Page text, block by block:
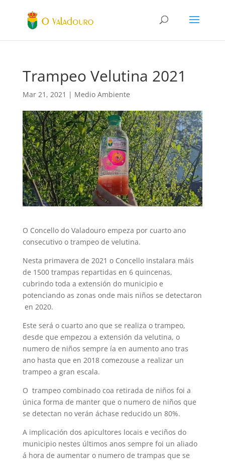
Trampeo Velutina 2021
Mar 21, 2021 | Medio Ambiente
O Concello do Valadouro empeza por cuarto ano
consecutivo o trampeo de velutina.
Nesta primavera de 2021 o Concello instalara máis
de 1500 trampas repartidas en 6 quincenas,
cubrindo toda a extensión do municipio e
potenciando as zonas onde mais niños se detectaron
en 2020.
Este será o cuarto ano que se realiza o trampeo,
desde que empezou a extensión da velutina, o
numero de niños sempre ía en aumento ano tras
ano hasta que en 2018 comezouse a realizar un
trampeo a gran escala.
O trampeo combinado coa retirada de niños foi a
única forma de manter que o numero de niños que
se detectan no verán áchase reducido un 80%.
A implicación dos apicultores locais e veciños do
municipio nestes últimos anos sempre foi un aliado
á hora de aumentar o numero de trampas que se